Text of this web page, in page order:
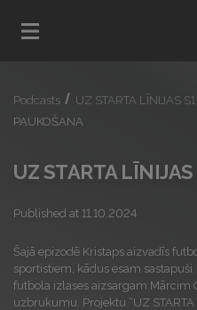
Open menu
Podcasts UZ STARTA LĪNIJAS S1
PAUKOŠANA
UZ STARTA
Published at 11.10.2024
Šajā epizodē Kristaps aizvadīs
sportistiem, kādus esam
futbola izlases aizsargam Mārcim
uzbrukumu. Projektu “UZ